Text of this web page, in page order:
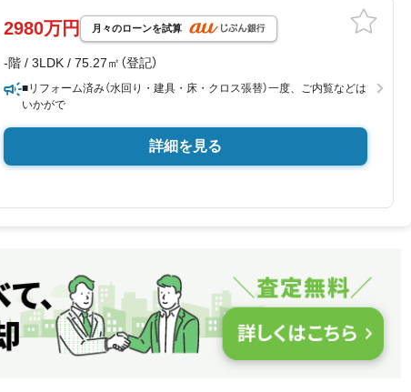
2980万円 月々のローンを試算
-階 / 3LDK / 75.27㎡（登記）
■リフォーム済み（水回り・建具・床・クロス張替）一度、ご内覧などは
いかがで
詳細を見る